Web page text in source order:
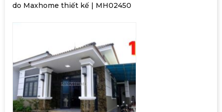
do Maxhome thiết kế | MH02450